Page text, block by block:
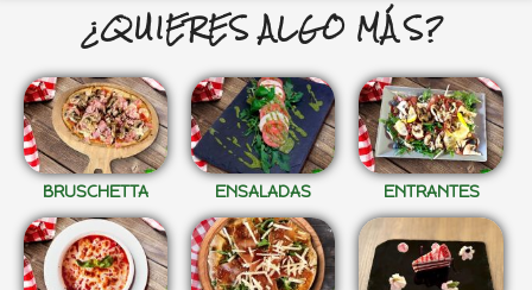
¿QUIERES ALGO MÁS?
BRUSCHETTA ENSALADAS ENTRANTES